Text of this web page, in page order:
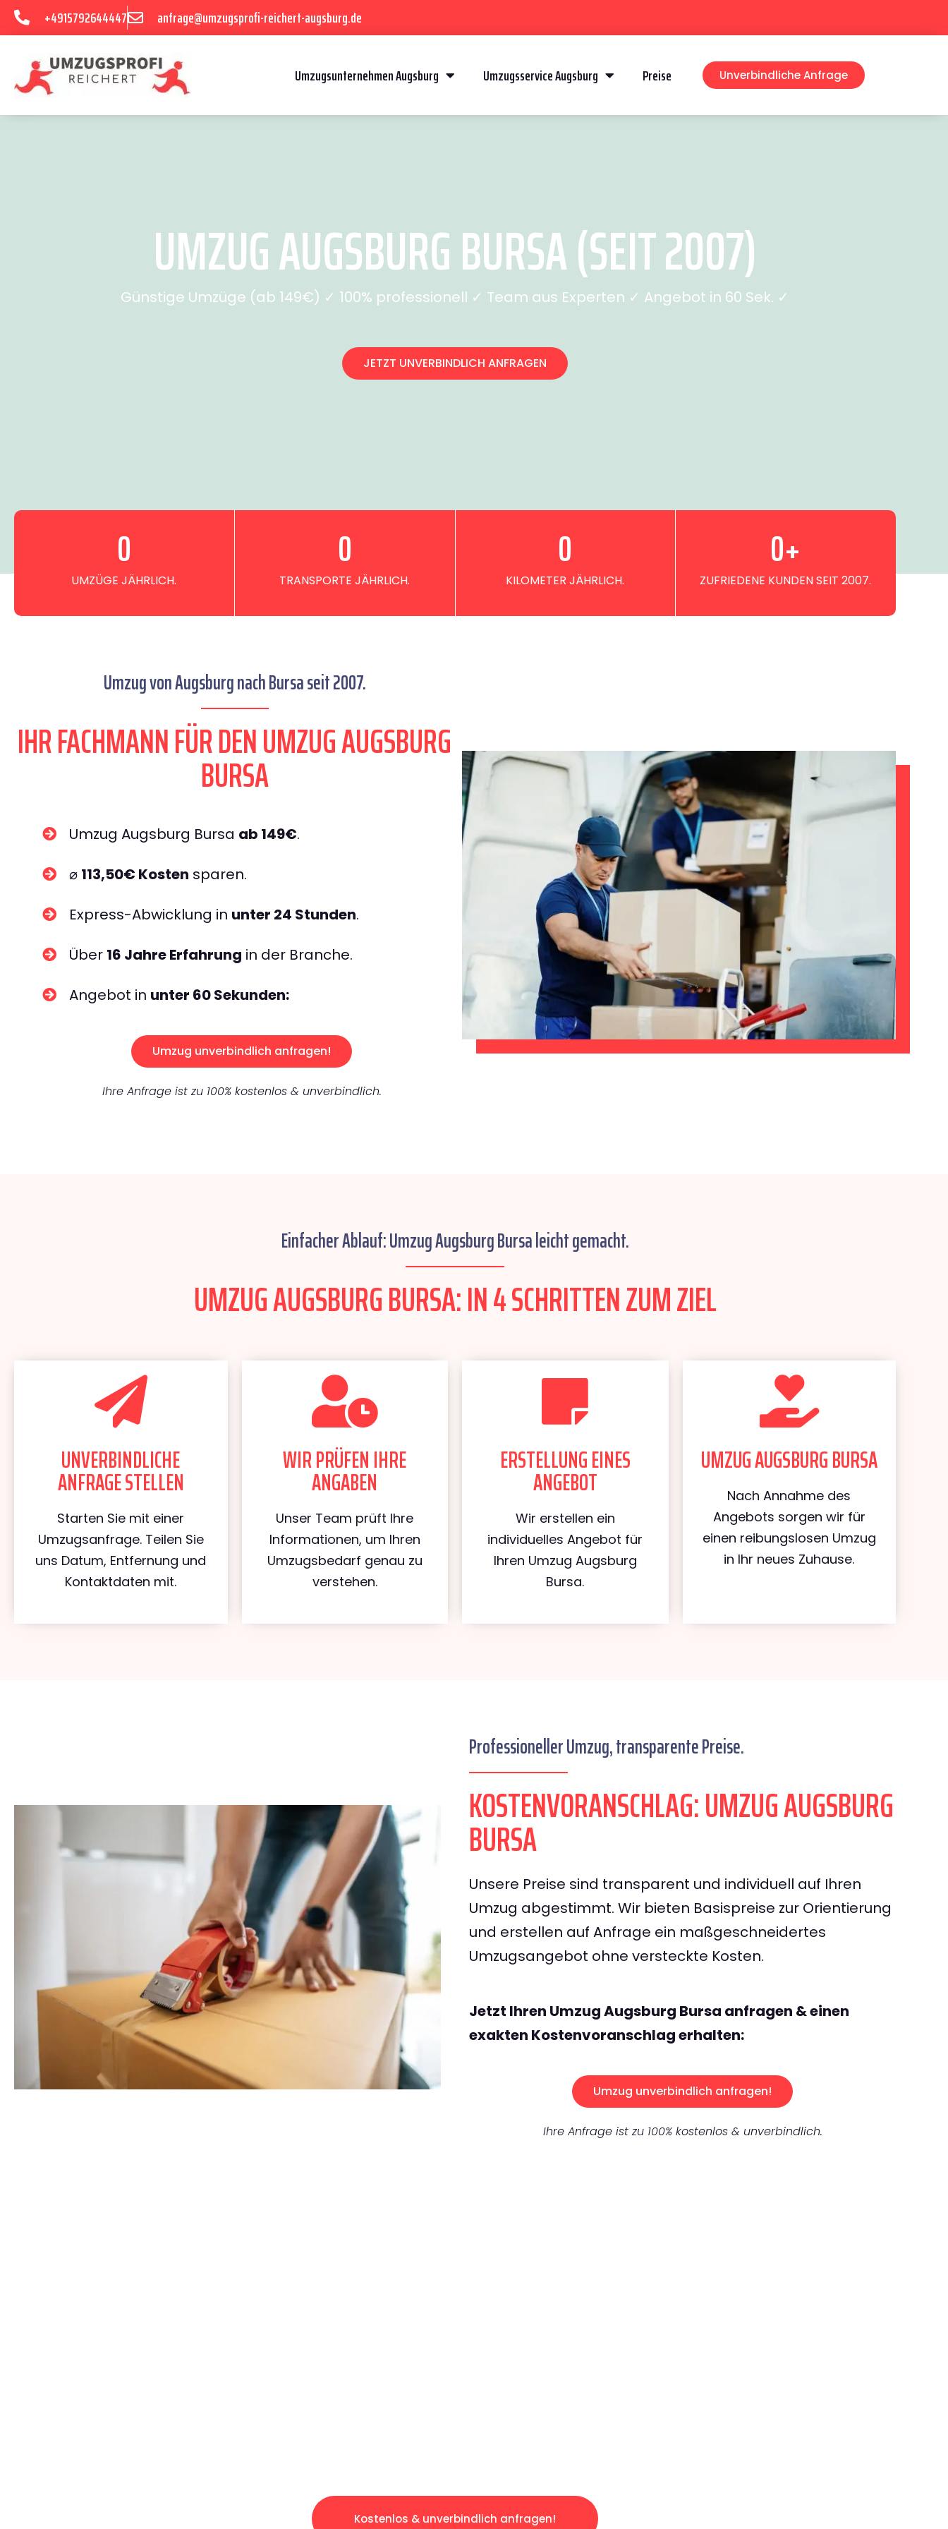
+4915792644447 anfrage@umzugsprofi-reichert-augsburg.de
Umzugsunternehmen Augsburg Umzugsservice Augsburg Preise Unverbindliche Anfrage
UMZUG AUGSBURG BURSA (SEIT 2007)
Günstige Umzüge (ab 149€) ✓ 100% professionell ✓ Team aus Experten ✓ Angebot in 60 Sek. ✓
JETZT UNVERBINDLICH ANFRAGEN
UMZÜGE JÄHRLICH.
0
TRANSPORTE JÄHRLICH.
0
KILOMETER JÄHRLICH.
0
ZUFRIEDENE KUNDEN SEIT 2007.
0+
Umzug von Augsburg nach Bursa seit 2007.
IHR FACHMANN FÜR DEN UMZUG AUGSBURG
BURSA
Umzug Augsburg Bursa ab 149€.
⌀ 113,50€ Kosten sparen.
Express-Abwicklung in unter 24 Stunden.
Über 16 Jahre Erfahrung in der Branche.
Angebot in unter 60 Sekunden:
Umzug unverbindlich anfragen!
Ihre Anfrage ist zu 100% kostenlos & unverbindlich.
Einfacher Ablauf: Umzug Augsburg Bursa leicht gemacht.
UMZUG AUGSBURG BURSA: IN 4 SCHRITTEN ZUM ZIEL
UNVERBINDLICHE
ANFRAGE STELLEN
Starten Sie mit einer
Umzugsanfrage. Teilen Sie
uns Datum, Entfernung und
Kontaktdaten mit.
WIR PRÜFEN IHRE
ANGABEN
Unser Team prüft Ihre
Informationen, um Ihren
Umzugsbedarf genau zu
verstehen.
ERSTELLUNG EINES
ANGEBOT
Wir erstellen ein
individuelles Angebot für
Ihren Umzug Augsburg
Bursa.
UMZUG AUGSBURG BURSA
Nach Annahme des
Angebots sorgen wir für
einen reibungslosen Umzug
in Ihr neues Zuhause.
Professioneller Umzug, transparente Preise.
KOSTENVORANSCHLAG: UMZUG AUGSBURG
BURSA
Unsere Preise sind transparent und individuell auf Ihren
Umzug abgestimmt. Wir bieten Basispreise zur Orientierung
und erstellen auf Anfrage ein maßgeschneidertes
Umzugsangebot ohne versteckte Kosten.
Jetzt Ihren Umzug Augsburg Bursa anfragen & einen
exakten Kostenvoranschlag erhalten:
Umzug unverbindlich anfragen!
Ihre Anfrage ist zu 100% kostenlos & unverbindlich.
Kostenlos & unverbindlich anfragen!